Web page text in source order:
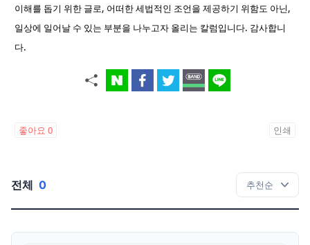
이해를 돕기 위한 글로, 어떠한 세법적인 조언을 제공하기 위함도 아닌,
일상에 일어날 수 있는 부분을 나누고자 올리는 칼럼입니다. 감사합니
다.
좋아요 0 인쇄
전체 0